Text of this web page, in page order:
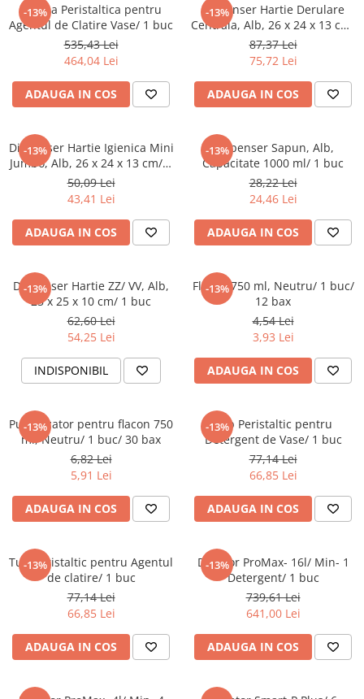
Detergenti Ultra-Concentrati
Articole Natur
Articole Natur + Albe
Articole din Hartie
Consumabile
Catering
Servetele
Hartie Copt
Hartie Impachetat
Naproane
Port Tacam
Sacose
Articole din Lemn
Articole din Plastic PET
Sosiere
Pahare
Articole din Trestie de Zahar
Echipament de Protectie
Saci Menajeri
Pahare
Tavite
Articole din Carton Kraft Natur
Boluri
Pahare
Mop Talpa
Mopuri Clasice
Produse din plastic
Spalatoare Inox/ Sarma
-13%
Pompa Peristaltica pentru
Agentul de Clatire Vase/ 1 buc
535,43 Lei
464,04 Lei
ADAUGA IN COS
-13%
Dispenser Hartie Derulare
Centrala, Alb, 26 x 24 x 13 cm/
1 buc
87,37 Lei
75,72 Lei
ADAUGA IN COS
-13%
Dispenser Hartie Igienica Mini
Jumbo, Alb, 26 x 24 x 13 cm/ 1
buc
50,09 Lei
43,41 Lei
ADAUGA IN COS
-13%
Dispenser Sapun, Alb,
Capacitate 1000 ml/ 1 buc
28,22 Lei
24,46 Lei
ADAUGA IN COS
-13%
Dispenser Hartie ZZ/ VV, Alb,
25 x 25 x 10 cm/ 1 buc
62,60 Lei
54,25 Lei
INDISPONIBIL
-13%
Flacon 750 ml, Neutru/ 1 buc/
12 bax
4,54 Lei
3,93 Lei
ADAUGA IN COS
-13%
Pulverizator pentru flacon 750
ml, Neutru/ 1 buc/ 30 bax
6,82 Lei
5,91 Lei
ADAUGA IN COS
-13%
Tub Peristaltic pentru
Detergent de Vase/ 1 buc
77,14 Lei
66,85 Lei
ADAUGA IN COS
-13%
Tub Peristaltic pentru Agentul
de clatire/ 1 buc
77,14 Lei
66,85 Lei
ADAUGA IN COS
-13%
Dozator ProMax- 16l/ Min- 1
Detergent/ 1 buc
739,61 Lei
641,00 Lei
ADAUGA IN COS